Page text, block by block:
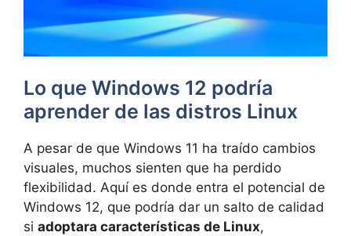
Lo que Windows 12 podría
aprender de las distros Linux
A pesar de que Windows 11 ha traído cambios
visuales, muchos sienten que ha perdido
flexibilidad. Aquí es donde entra el potencial de
Windows 12, que podría dar un salto de calidad
si adoptara características de Linux,